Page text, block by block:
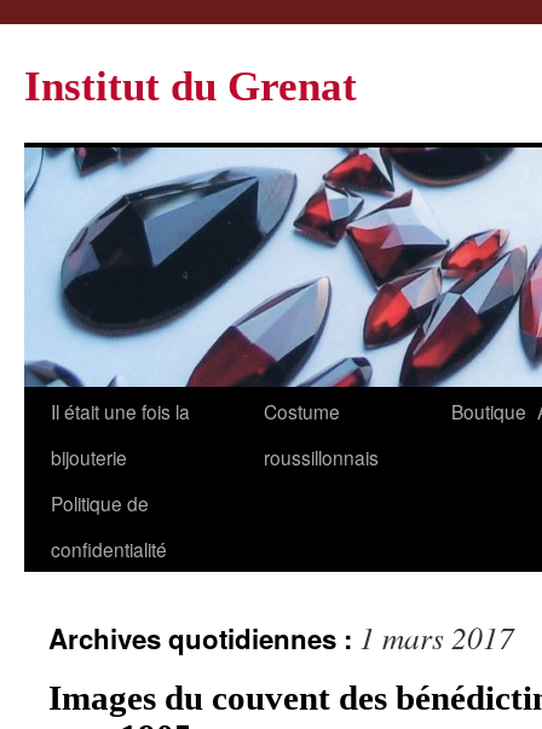
Institut du Grenat
Il était une fois la
bijouterie
Costume
roussillonnais
Boutique
Politique de
confidentialité
Archives quotidiennes : 1 mars 2017
Images du couvent des